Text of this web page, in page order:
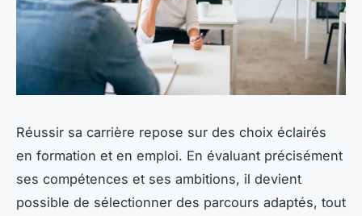
Réussir sa carrière repose sur des choix éclairés
en formation et en emploi. En évaluant précisément
ses compétences et ses ambitions, il devient
possible de sélectionner des parcours adaptés, tout